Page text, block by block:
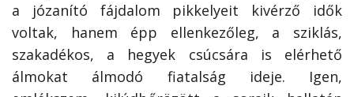
a józanító fájdalom pikkelyeit kivérző idők
voltak, hanem épp ellenkezőleg, a sziklás,
szakadékos, a hegyek csúcsára is elérhető
álmokat álmodó fiatalság ideje. Igen,